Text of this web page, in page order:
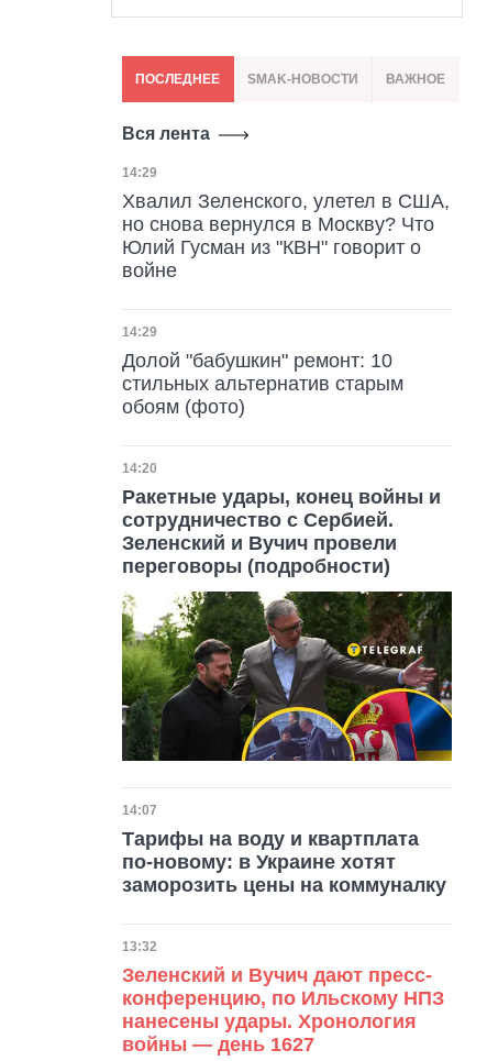
ПОСЛЕДНЕЕ SMAK-НОВОСТИ ВАЖНОЕ
Вся лента
Дата публикации
14:29
Хвалил Зеленского, улетел в США,
но снова вернулся в Москву? Что
Юлий Гусман из "КВН" говорит о
войне
Дата публикации
14:29
Долой "бабушкин" ремонт: 10
стильных альтернатив старым
обоям (фото)
Дата публикации
14:20
Ракетные удары, конец войны и
сотрудничество с Сербией.
Зеленский и Вучич провели
переговоры (подробности)
Дата публикации
14:07
Тарифы на воду и квартплата
по-новому: в Украине хотят
заморозить цены на коммуналку
Дата публикации
13:32
Зеленский и Вучич дают пресс-
конференцию, по Ильскому НПЗ
нанесены удары. Хронология
войны — день 1627